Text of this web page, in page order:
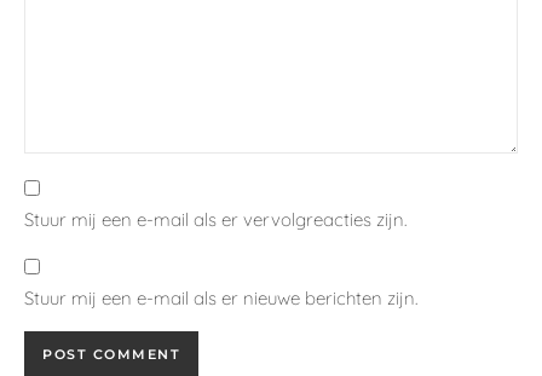
Stuur mij een e-mail als er vervolgreacties zijn.
Stuur mij een e-mail als er nieuwe berichten zijn.